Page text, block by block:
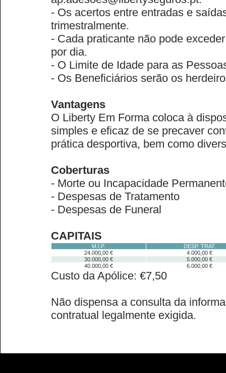
- Os acertos entre entradas e
trimestralmente.
- Cada praticante não pode
por dia.
- O Limite de Idade para as
- Os Beneficiários serão os
Vantagens
O Liberty Em Forma coloca à
simples e eficaz de se precaver
prática desportiva, bem como
Coberturas
- Morte ou Incapacidade
- Despesas de Tratamento
- Despesas de Funeral
CAPITAIS
M.I.P.
DESP. TRAT.
24.000,00 €
4.000,00 €
30.000,00 €
5.000,00 €
40.000,00 €
6.000,00 €
Custo da Apólice: €7,50
Não dispensa a consulta da
contratual legalmente exigida.